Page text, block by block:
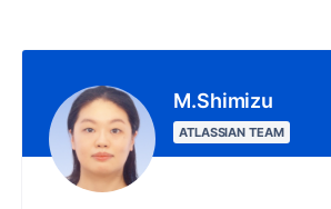
M.Shimizu
ATLASSIAN TEAM